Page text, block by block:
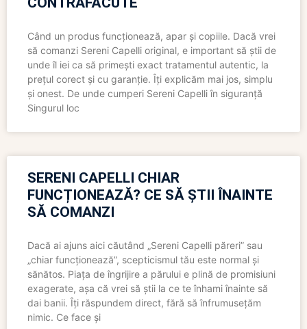
Când un produs funcționează, apar și copiile. Dacă vrei
să comanzi Sereni Capelli original, e important să știi de
unde îl iei ca să primești exact tratamentul autentic, la
prețul corect și cu garanție. Îți explicăm mai jos, simplu
și onest. De unde cumperi Sereni Capelli în siguranță
Singurul loc
SERENI CAPELLI CHIAR
FUNCȚIONEAZĂ? CE SĂ ȘTII ÎNAINTE
SĂ COMANZI
Dacă ai ajuns aici căutând „Sereni Capelli păreri” sau
„chiar funcționează”, scepticismul tău este normal și
sănătos. Piața de îngrijire a părului e plină de promisiuni
exagerate, așa că vrei să știi la ce te înhami înainte să
dai banii. Îți răspundem direct, fără să înfrumusețăm
nimic. Ce face și